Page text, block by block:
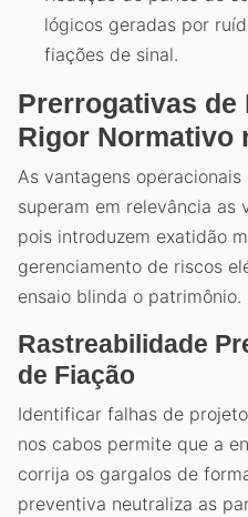
lógicos geradas por
fiações de sinal.
Prerrogativas de
Rigor Normativo
As vantagens
superam em relevância as
pois introduzem exatidão
gerenciamento de riscos
ensaio blinda o patrimônio.
Rastreabilidade
de Fiação
Identificar falhas de
nos cabos permite que a
corrija os gargalos de
preventiva neutraliza as